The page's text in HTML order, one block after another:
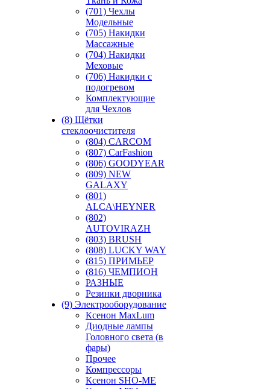
(701) Чехлы
Модельные
(705) Накидки
Массажные
(704) Накидки
Меховые
(706) Накидки с
подогревом
Комплектующие
для Чехлов
(8) Щётки
стеклоочистителя
(804) CARCOM
(807) CarFashion
(806) GOODYEAR
(809) NEW
GALAXY
(801)
ALCA\HEYNER
(802)
AUTOVIRAZH
(803) BRUSH
(808) LUCKY WAY
(815) ПРИМЬЕР
(816) ЧЕМПИОН
РАЗНЫЕ
Резинки дворника
(9) Электрооборудование
Ксенон MaxLum
Диодные лампы
Головного света (в
фары)
Прочее
Компрессоры
Ксенон SHO-ME